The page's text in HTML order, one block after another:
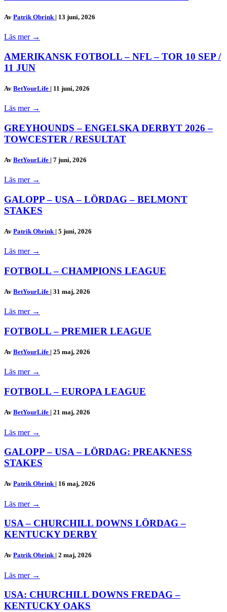
Av Patrik Obrink | 13 juni, 2026
Läs mer →
AMERIKANSK FOTBOLL – NFL – TOR 10 SEP /
11 JUN
Av BetYourLife | 11 juni, 2026
Läs mer →
GREYHOUNDS – ENGELSKA DERBYT 2026 –
TOWCESTER / RESULTAT
Av BetYourLife | 7 juni, 2026
Läs mer →
GALOPP – USA – LÖRDAG – BELMONT
STAKES
Av Patrik Obrink | 5 juni, 2026
Läs mer →
FOTBOLL – CHAMPIONS LEAGUE
Av BetYourLife | 31 maj, 2026
Läs mer →
FOTBOLL – PREMIER LEAGUE
Av BetYourLife | 25 maj, 2026
Läs mer →
FOTBOLL – EUROPA LEAGUE
Av BetYourLife | 21 maj, 2026
Läs mer →
GALOPP – USA – LÖRDAG: PREAKNESS
STAKES
Av Patrik Obrink | 16 maj, 2026
Läs mer →
USA – CHURCHILL DOWNS LÖRDAG –
KENTUCKY DERBY
Av Patrik Obrink | 2 maj, 2026
Läs mer →
USA: CHURCHILL DOWNS FREDAG –
KENTUCKY OAKS